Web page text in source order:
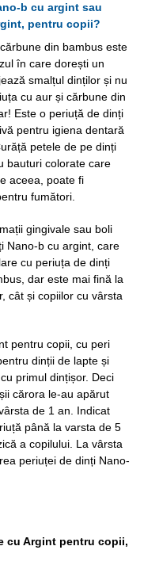
b cu argint sau
pentru copii?
din bambus este
în care dorești un
smalțul dinților și nu
cu aur și cărbune din
Este o periuță de dinți
pentru igiena dentară
petele de pe dinți
bauturi colorate care
aceea, poate fi
fumători.
gingivale sau boli
Nano-b cu argint, care
cu periuța de dinți
dar este mai fină la
cât și copiilor cu vârsta
pentru copii, cu peri
dinții de lapte și
primul dințișor. Deci
cărora le-au apărut
de 1 an. Indicat
până la varsta de 5
a copilului. La vârsta
periuței de dinți Nano-
cu Argint pentru copii,